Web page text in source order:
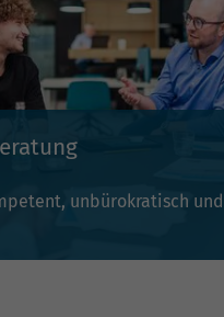
unbürokratisch und